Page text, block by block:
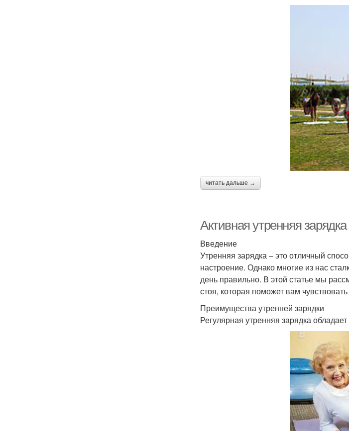
читать дальше →
Активная утренняя
Введение
Утренняя зарядка – это отличный
настроение. Однако многие из нас
день правильно. В этой статье мы
стоя, которая поможет вам
Преимущества утренней зарядки
Регулярная утренняя зарядка